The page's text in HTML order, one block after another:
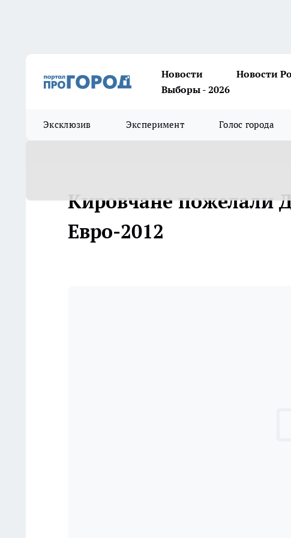
Новости Новости
Выборы - 2026
Эксклюзив Эксперимент Голос города
Кировчане пожелали
Евро-2012